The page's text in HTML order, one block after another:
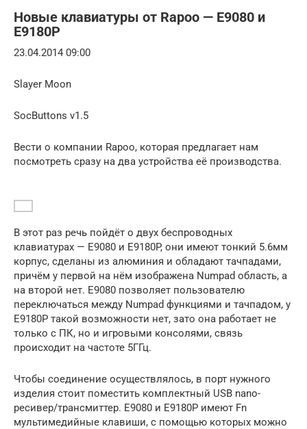
Новые клавиатуры от Rapoo — E9080 и
E9180P
23.04.2014 09:00
Slayer Moon
SocButtons v1.5
Вести о компании Rapoo, которая предлагает нам
посмотреть сразу на два устройства её производства.
В этот раз речь пойдёт о двух беспроводных
клавиатурах — E9080 и E9180P, они имеют тонкий 5.6мм
корпус, сделаны из алюминия и обладают тачпадами,
причём у первой на нём изображена Numpad область, а
на второй нет. E9080 позволяет пользователю
переключаться между Numpad функциями и тачпадом, у
E9180P такой возможности нет, зато она работает не
только с ПК, но и игровыми консолями, связь
происходит на частоте 5ГГц.
Чтобы соединение осуществлялось, в порт нужного
изделия стоит поместить комплектный USB nano-
ресивер/трансмиттер. E9080 и E9180P имеют Fn
мультимедийные клавиши, с помощью которых можно